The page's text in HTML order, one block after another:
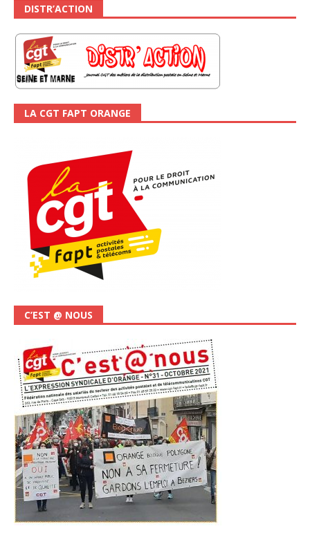
DISTR’ACTION
LA CGT FAPT ORANGE
C’EST @ NOUS